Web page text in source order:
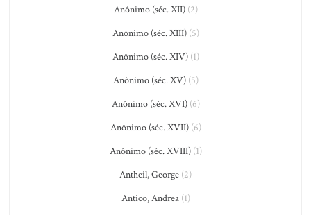
Anônimo (séc. XII)(2)
Anônimo (séc. XIII)(5)
Anônimo (séc. XIV)(1)
Anônimo (séc. XV)(5)
Anônimo (séc. XVI)(6)
Anônimo (séc. XVII)(6)
Anônimo (séc. XVIII)(1)
Antheil, George (2)
Antico, Andrea(1)